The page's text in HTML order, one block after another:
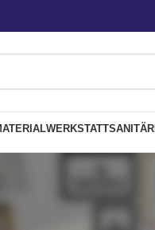
WERKSTATTSANITÄR